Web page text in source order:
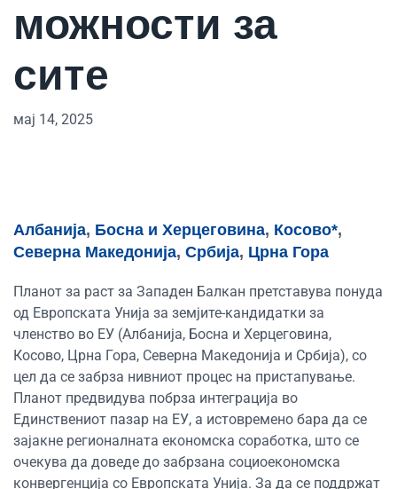
можности за
сите
мај 14, 2025
Албанија, Босна и Херцеговина, Косово*,
Северна Македонија, Србија, Црна Гора
Планот за раст за Западен Балкан претставува понуда
од Европската Унија за земјите-кандидатки за
членство во ЕУ (Албанија, Босна и Херцеговина,
Косово, Црна Гора, Северна Македонија и Србија), со
цел да се забрза нивниот процес на пристапување.
Планот предвидува побрза интеграција во
Единствениот пазар на ЕУ, а истовремено бара да се
зајакне регионалната економска соработка, што се
очекува да доведе до забрзана социоекономска
конвергенција со Европската Унија. За да се поддржат